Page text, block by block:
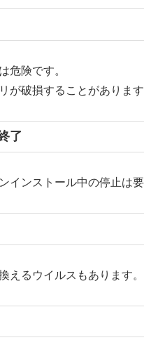
危険です。
が破損することがあります
了
インストール中の停止は要
えるウイルスもあります。